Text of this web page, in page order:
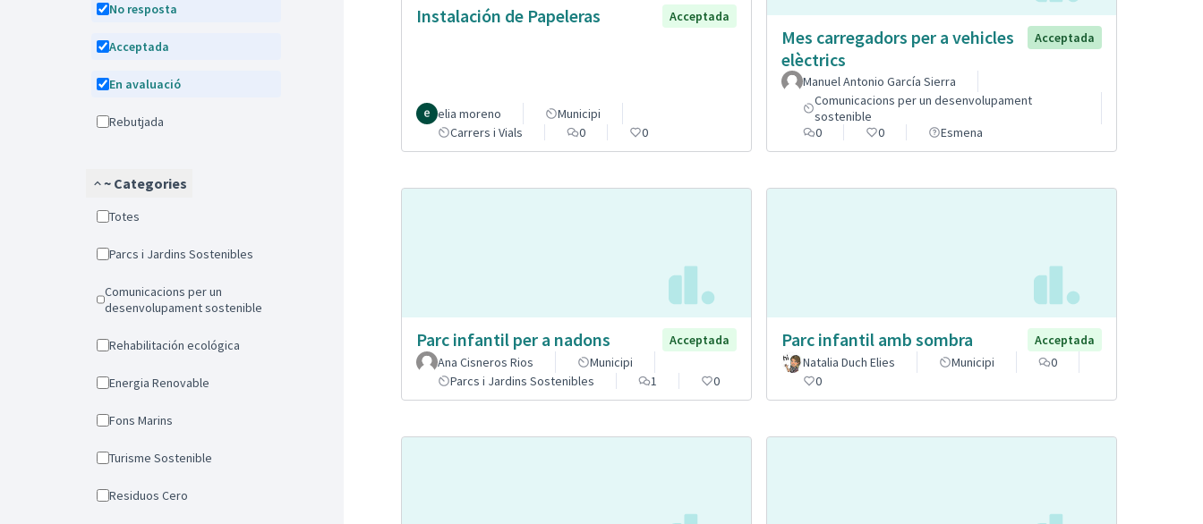
No resposta
Acceptada
En avaluació
Rebutjada
~ Categories
Totes
Parcs i Jardins Sostenibles
Comunicacions per un
desenvolupament sostenible
Rehabilitación ecológica
Energia Renovable
Fons Marins
Turisme Sostenible
Residuos Cero
Instalación de Papeleras Acceptada
elia moreno
Municipi
Carrers i Vials
0 0
Mes carregadors per a vehicles
elèctrics
Acceptada
Manuel Antonio García Sierra
Comunicacions per un desenvolupament
sostenible
0
0 Esmena
Parc infantil per a nadons
Acceptada
Ana Cisneros Rios
Municipi
Parcs i Jardins Sostenibles
1 0
Parc infantil amb sombra
Acceptada
Natalia Duch Elies
Municipi
0
0